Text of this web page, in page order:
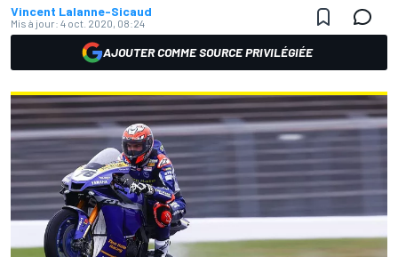
Vincent Lalanne-Sicaud
Mis à jour: 4 oct. 2020, 08:24
AJOUTER COMME SOURCE PRIVILÉGIÉE